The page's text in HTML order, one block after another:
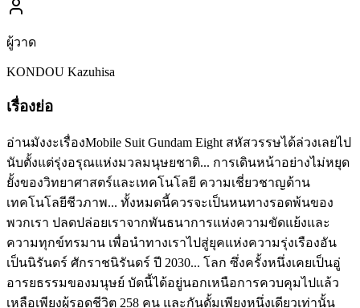
ผู้วาด
KONDOU Kazuhisa
เรื่องย่อ
อ่านมังงะเรื่องMobile Suit Gundam Eight สหัสวรรษได้ล่วงเลยไป
นับตั้งแต่รุ่งอรุณแห่งมวลมนุษยชาติ... การเดินหน้าอย่างไม่หยุด
ยั้งของวิทยาศาสตร์และเทคโนโลยี ความเชี่ยวชาญด้าน
เทคโนโลยีชีวภาพ... ทั้งหมดนี้ควรจะเป็นหนทางรอดพ้นของ
พวกเรา ปลดปล่อยเราจากพันธนาการแห่งความขัดแย้งและ
ความทุกข์ทรมาน เพื่อนำทางเราไปสู่ยุคแห่งความรุ่งเรืองอัน
เป็นนิรันดร์ ศักราชนิรันดร์ ปี 2030... โลก ซึ่งครั้งหนึ่งเคยเป็นอู่
อารยธรรมของมนุษย์ บัดนี้ได้อยู่นอกเหนือการควบคุมไปแล้ว
เหลือเพียงผู้รอดชีวิต 258 คน และกันดั้มเพียงหนึ่งเดียวเท่านั้น